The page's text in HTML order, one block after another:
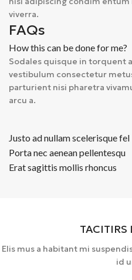
viverra.
FAQs
How this can be done for me?
Sodales quisque in torquent
vestibulum consectetur
parturient nisi pharetra
arcu a.
Justo ad nullam scelerisque fel
Porta nec aenean pellentesqu
Erat sagittis mollis rhoncus
TACITIRS
Elis mus a habitant mi
id